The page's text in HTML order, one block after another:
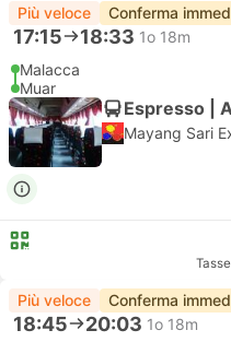
Più veloce Conferma
17:15 18:33 1o 18m
Malacca
Muar
Espresso |
Mayang Sari
Più veloce Conferma
18:45 20:03 1o 18m